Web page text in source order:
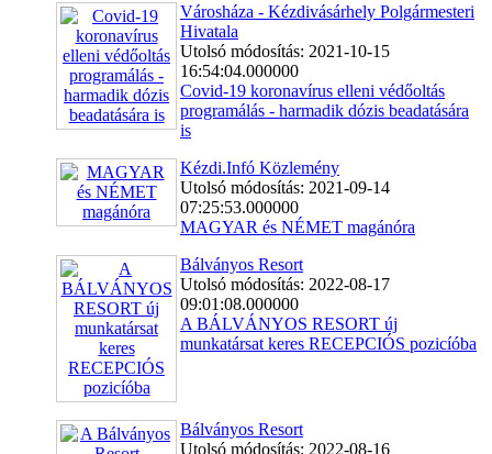
Városháza - Kézdivásárhely Polgármesteri
Hivatala
Utolsó módosítás: 2021-10-15
16:54:04.000000
Covid-19 koronavírus elleni védőoltás
programálás - harmadik dózis beadatására
is
Kézdi.Infó Közlemény
Utolsó módosítás: 2021-09-14
07:25:53.000000
MAGYAR és NÉMET magánóra
Bálványos Resort
Utolsó módosítás: 2022-08-17
09:01:08.000000
A BÁLVÁNYOS RESORT új
munkatársat keres RECEPCIÓS pozicíóba
Bálványos Resort
Utolsó módosítás: 2022-08-16